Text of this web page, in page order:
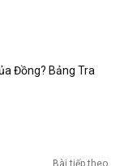
Đồng? Bảng Tra
Bài tiếp theo